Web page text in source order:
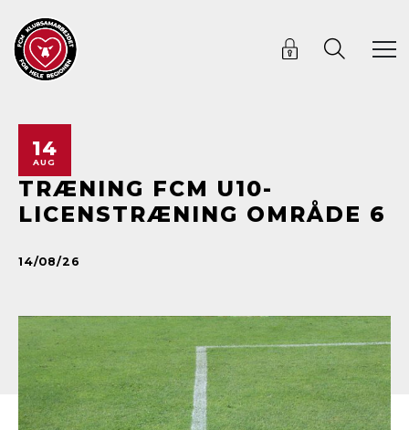
14
AUG
TRÆNING FCM U10-
LICENSTRÆNING OMRÅDE 6
14/08/26